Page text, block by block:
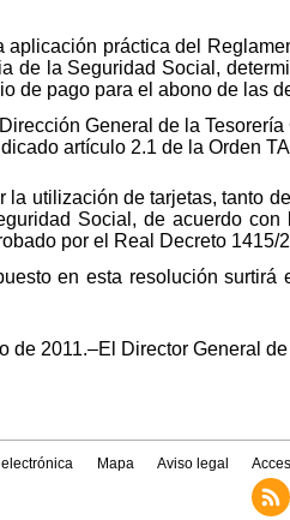
aplicación práctica del
de la Seguridad Social,
de pago para el abono de las
General de la
artículo 2.1 de la Orden
la utilización de tarjetas, tanto
Social, de acuerdo
por el Real Decreto 1415/
en esta resolución
de 2011.–El Director General
Mapa Aviso legal